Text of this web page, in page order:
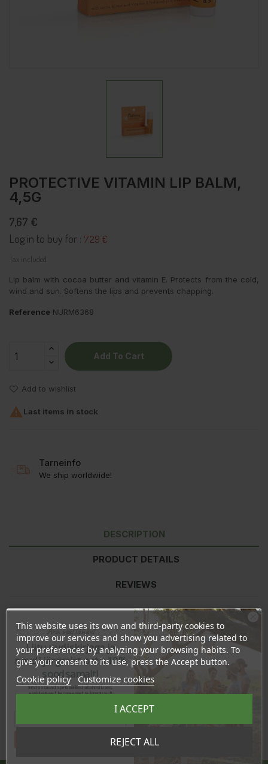
PROTECTIVE VITAMIN LIP BALM,
4,5G
7,67 €
Log in to buy for : 7.29 €
Tax included
Lip balm with cocoa butter and vitamin E. Protects from the cold,
wind and sun. Softens the lips and prevents chapping.
Reference NURM6368
Add To Cart
Add to wishlist
 Last items in stock
Tarneinfo
We ship worldwide!
DESCRIPTION
PRODUCT DETAILS
REVIEWS
Ingredients:Cera Alba (Beeswax), Theobroma Cacao (Cocoa)
Seed Butter, Persea Gratissima (Avocado) Oil, Tocopherol
(Vitamin-E), Citrus Nobilis (Mandarin) Peel Oil, Helianthus Annuus
(Sunflower) Seed Oil (and) Beta Carotene, Limonene*, Linalool*.
*occurs naturally in essential oils
Share
This website uses its own and third-party cookies to
improve our services and show you advertising related to
your preferences by analyzing your browsing habits. To
give your consent to its use, press the Accept button.
Cookie policy Customize cookies
REJECT ALL
I ACCEPT
Ära veel lahku!
Liitu uudiskirjaga ja
naudi järgmist ostu 10%
soodsamalt!
Sind ootavad spetsiaalsed allahindlused,
eksklusiivsed kampaaniad ja kingitused!